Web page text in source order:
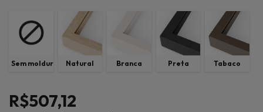
Sem moldura Natural Branca Preta Tabaco
R$507,12